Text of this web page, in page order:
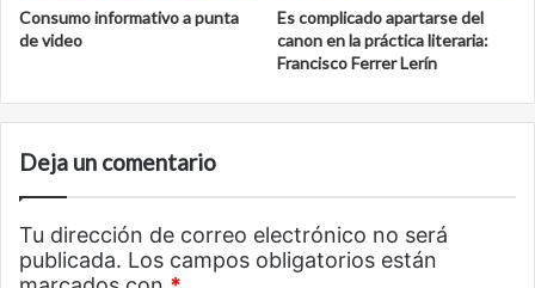
Consumo informativo a punta
de video
Es complicado apartarse del
canon en la práctica literaria:
Francisco Ferrer Lerín
Deja un comentario
Tu dirección de correo electrónico no será
publicada. Los campos obligatorios están